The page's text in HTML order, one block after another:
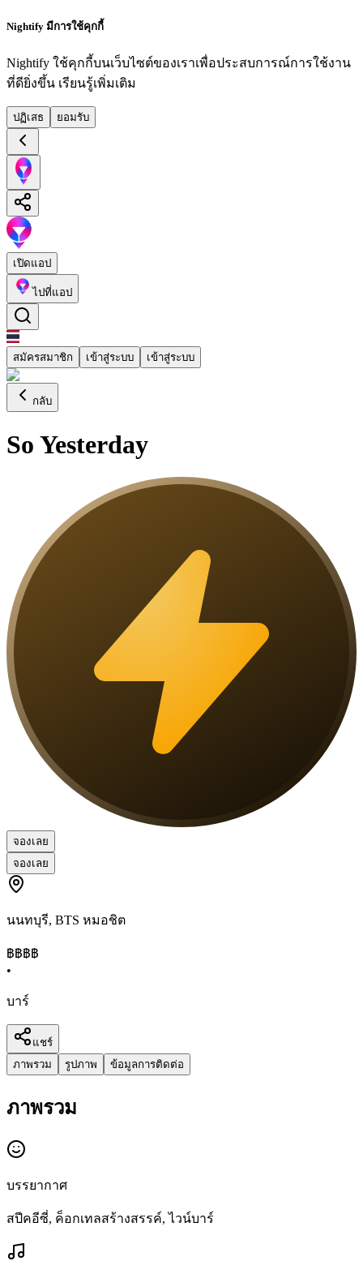
Nightify มีการใช้คุกกี้
Nightify ใช้คุกกี้บนเว็บไซต์ของเราเพื่อประสบการณ์การใช้งาน
ที่ดียิ่งขึ้น เรียนรู้เพิ่มเติม
ปฏิเสธ ยอมรับ
เปิดแอป
ไปที่แอป
สมัครสมาชิก เข้าสู่ระบบ เข้าสู่ระบบ
กลับ
So Yesterday
จองเลย
จองเลย
นนทบุรี, BTS หมอชิต
฿฿฿฿
•
บาร์
แชร์
ภาพรวม
รูปภาพ ข้อมูลการติดต่อ
ภาพรวม
บรรยากาศ
สปีคอีซี่, ค็อกเทลสร้างสรรค์, ไวน์บาร์